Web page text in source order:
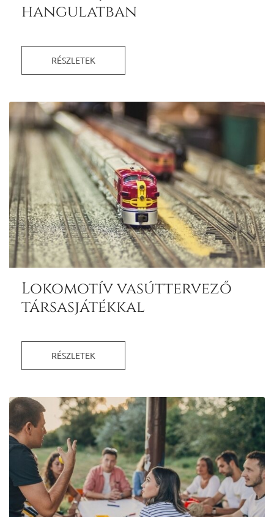
hangulatban
RÉSZLETEK
Lokomotív vasúttervező
társasjátékkal
RÉSZLETEK